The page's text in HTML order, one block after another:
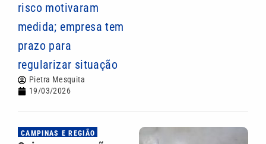
risco motivaram
medida; empresa tem
prazo para
regularizar situação
Pietra Mesquita
19/03/2026
CAMPINAS E REGIÃO